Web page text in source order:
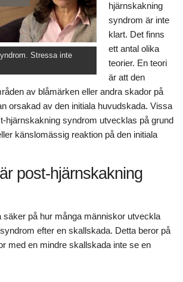
Stressa inte
hjärnskakning
syndrom är inte
klart. Det finns
ett antal olika
teorier. En teori
är att den
av blåmärken eller andra skador på
orsakad av den initiala huvudskada. Vissa
hjärnskakning syndrom utvecklas på grund
känslomässig reaktion på den initiala
post-hjärnskakning
säker på hur många människor utveckla
efter en skallskada. Detta beror på
med en mindre skallskada inte se en